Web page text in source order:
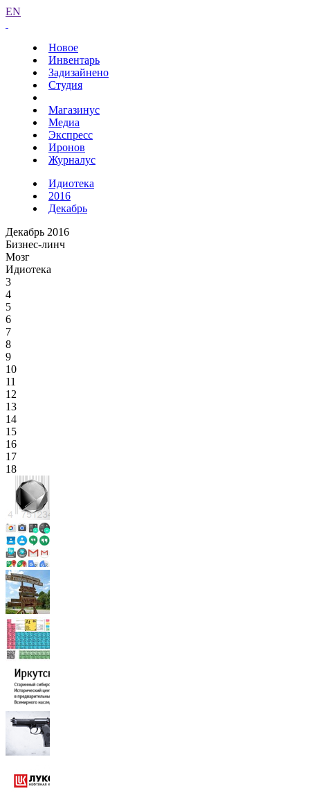
EN
Новое
Инвентарь
Задизайнено
Студия
Магазинус
Медиа
Экспресс
Иронов
Журналус
Идиотека
2016
Декабрь
Декабрь 2016
Бизнес-линч
Мозг
Идиотека
3
4
5
6
7
8
9
10
11
12
13
14
15
16
17
18